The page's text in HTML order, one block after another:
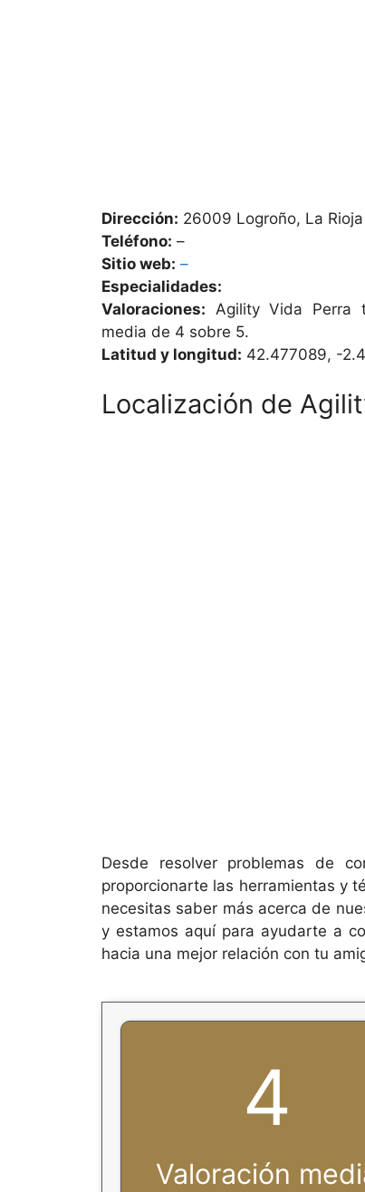
Dirección: 26009 Logroño, La Rioja
Teléfono: –
Sitio web: –
Especialidades:
Valoraciones: Agility Vida Perra
media de 4 sobre 5.
Latitud y longitud: 42.477089, -
Localización de
Desde resolver problemas de
proporcionarte las herramientas y
necesitas saber más acerca de
y estamos aquí para ayudarte a
hacia una mejor relación con tu
4
Valoración